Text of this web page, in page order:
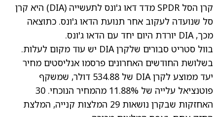
קרן הסל SPDR מדד דאו ג'ונס לתעשייה ‏(DIA) היא קרן
סל שנועדה לעקוב אחר תנועת הדאו ג'ונס. כתוצאה
מכך, DIA יורדת היום יחד עם הדאו ג'ונס.
בוול סטריט סבורים שלקרן DIA יש עוד מקום לעלות.
בשלושת החודשים האחרונים פרסמו אנליסטים מחיר
יעד ממוצע לקרן DIA של 534.88 דולר, שמשקף
פוטנציאל עלייה של 11.88% מהמחיר הנוכחי. 30
האחזקות שבקרן נושאות 29 המלצות קנייה, המלצת